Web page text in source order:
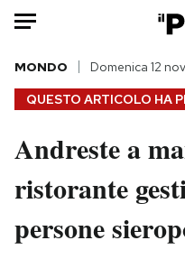
HOME
Italia
Politica
Tecnologia
QUESTO ARTICOLO HA
MONDO Domenica 12
Andreste a
ristorante
persone